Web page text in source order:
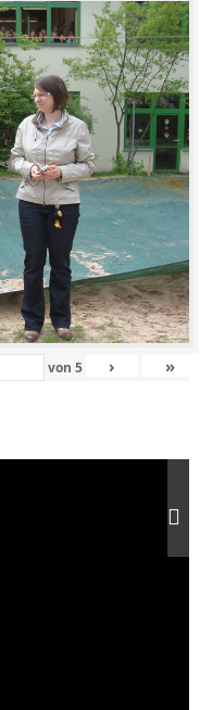
von 5 › »